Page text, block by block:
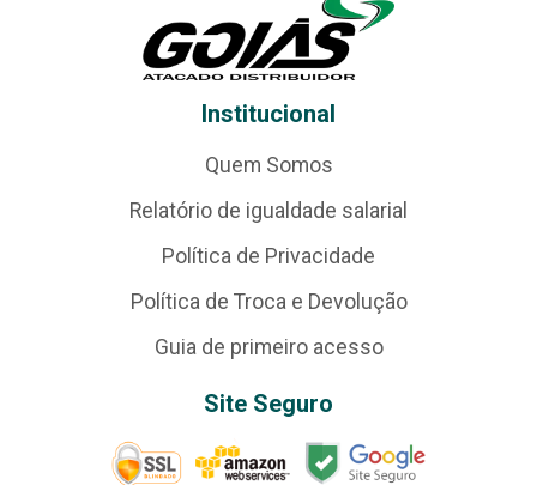
Institucional
Quem Somos
Relatório de igualdade salarial
Política de Privacidade
Política de Troca e Devolução
Guia de primeiro acesso
Site Seguro